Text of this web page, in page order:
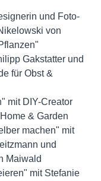
und Foto-
von
Gakstatter und
für Obst &
mit DIY-Creator
& Garden
machen" mit
und
Maiwald
mit Stefanie